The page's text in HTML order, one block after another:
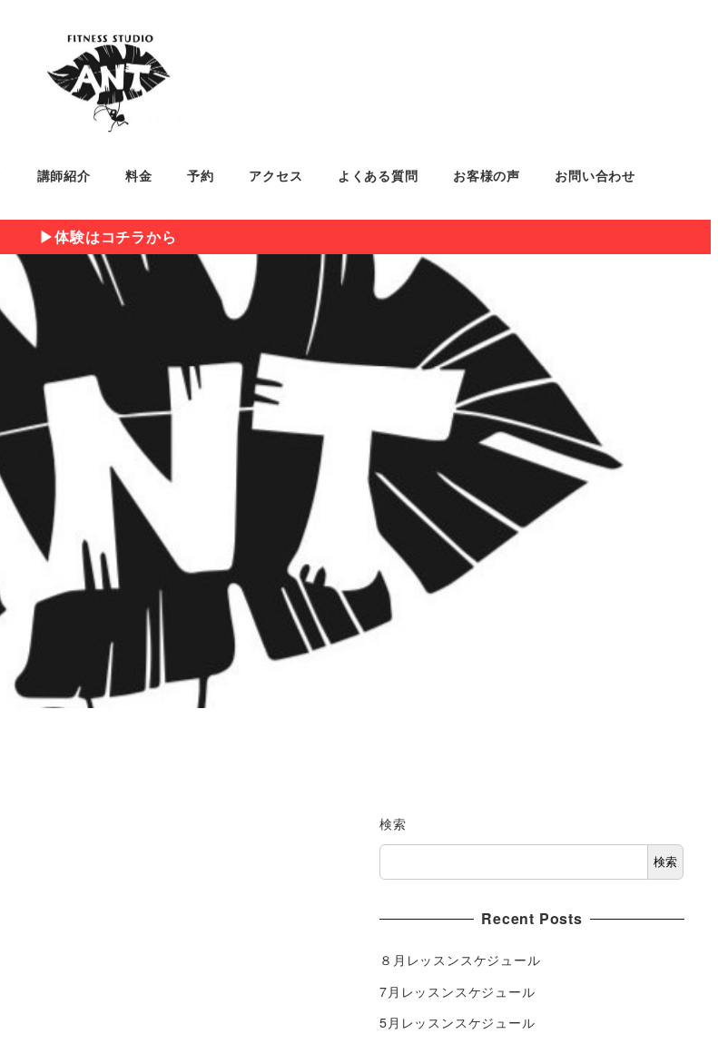
講師紹介 料金 予約 アクセス よくある質問 お客様の声 お問い合わせ
▶︎体験はコチラから
検索
検索
Recent Posts
８月レッスンスケジュール
7月レッスンスケジュール
5月レッスンスケジュール